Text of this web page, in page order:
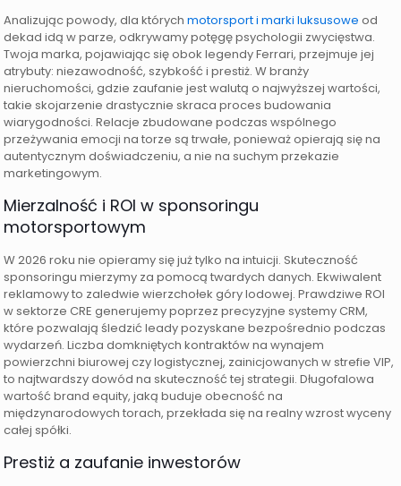
Analizując powody, dla którychmotorsport i marki luksusowe od
dekad idą w parze, odkrywamy potęgę psychologii zwycięstwa.
Twoja marka, pojawiając się obok legendy Ferrari, przejmuje jej
atrybuty: niezawodność, szybkość i prestiż. W branży
nieruchomości, gdzie zaufanie jest walutą o najwyższej wartości,
takie skojarzenie drastycznie skraca proces budowania
wiarygodności. Relacje zbudowane podczas wspólnego
przeżywania emocji na torze są trwałe, ponieważ opierają się na
autentycznym doświadczeniu, a nie na suchym przekazie
marketingowym.
Mierzalność i ROI w sponsoringu
motorsportowym
W 2026 roku nie opieramy się już tylko na intuicji. Skuteczność
sponsoringu mierzymy za pomocą twardych danych. Ekwiwalent
reklamowy to zaledwie wierzchołek góry lodowej. Prawdziwe ROI
w sektorze CRE generujemy poprzez precyzyjne systemy CRM,
które pozwalają śledzić leady pozyskane bezpośrednio podczas
wydarzeń. Liczba domkniętych kontraktów na wynajem
powierzchni biurowej czy logistycznej, zainicjowanych w strefie VIP,
to najtwardszy dowód na skuteczność tej strategii. Długofalowa
wartość brand equity, jaką buduje obecność na
międzynarodowych torach, przekłada się na realny wzrost wyceny
całej spółki.
Prestiż a zaufanie inwestorów